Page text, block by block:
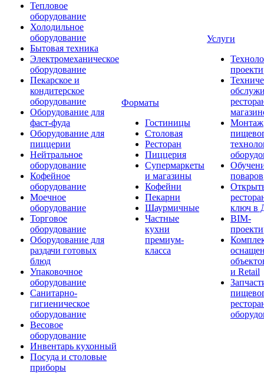
Тепловое
оборудование
Холодильное
оборудование
Бытовая техника
Электромеханическое
оборудование
Пекарское и
кондитерское
оборудование
Оборудование для
фаст-фуда
Оборудование для
пиццерии
Нейтральное
оборудование
Кофейное
оборудование
Моечное
оборудование
Торговое
оборудование
Оборудование для
раздачи готовых
блюд
Упаковочное
оборудование
Санитарно-
гигиеническое
оборудование
Весовое
оборудование
Инвентарь кухонный
Посуда и столовые
приборы
Форматы
Гостиницы
Столовая
Ресторан
Пиццерия
Супермаркеты
и магазины
Кофейни
Пекарни
Шаурмичные
Частные
кухни
премиум-
класса
Услуги
Монтаж
поваров
ключ в
BIM-
и Retail